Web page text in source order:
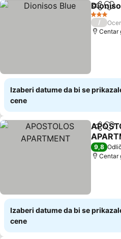
Deli
3 Zvezdice
/
Centar
Izaberi datume da bi se
cene
Deli
9,8
Centar
Izaberi datume da bi se
cene